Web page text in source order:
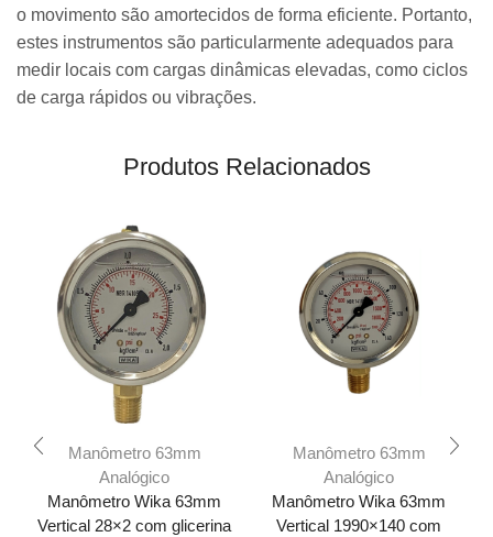
o movimento são amortecidos de forma eficiente. Portanto,
estes instrumentos são particularmente adequados para
medir locais com cargas dinâmicas elevadas, como ciclos
de carga rápidos ou vibrações.
Produtos Relacionados
Manômetro 63mm
Analógico
Manômetro Wika 63mm
Vertical 28×2 com glicerina
Manômetro 63mm
Analógico
Manômetro Wika 63mm
Vertical 1990×140 com